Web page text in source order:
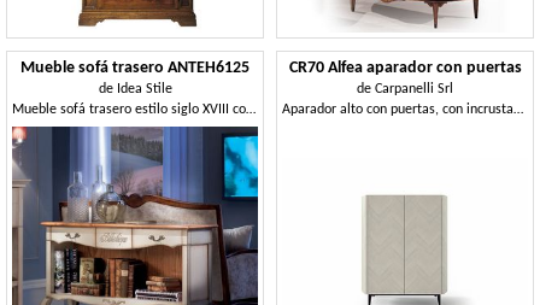
Mueble sofá trasero ANTEH6125
de Idea Stile
Mueble sofá trasero estilo siglo XVIII con 3 cajones.
CR70 Alfea aparador con puertas
de Carpanelli Srl
Aparador alto con puertas, con incrustaciones geométricas